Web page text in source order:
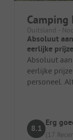
Camping
Duitsland -
Absoluut
eerlijke
Absoluut
eerlijke
personeel.
8.1
Erg
(17